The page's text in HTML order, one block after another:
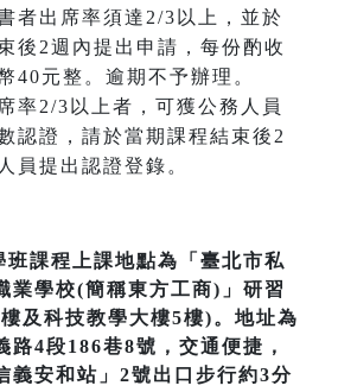
者出席率須達2/3以上，並於
後2週內提出申請，每份酌收
40元整。逾期不予辦理。
率2/3以上者，可獲公務人員
認證，請於當期課程結束後2
員提出認證登錄。
班課程上課地點為「臺北市私
業學校(簡稱東方工商)」研習
及科技教學大樓5樓)。地址為
路4段186巷8號，交通便捷，
義安和站」2號出口步行約3分